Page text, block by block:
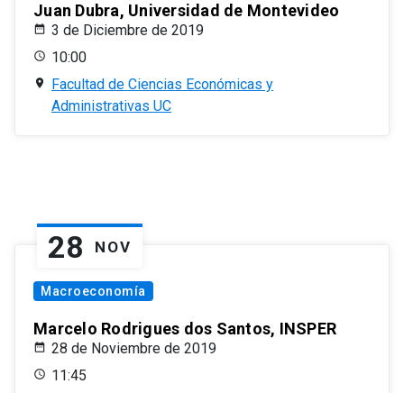
Juan Dubra, Universidad de Montevideo
3 de Diciembre de 2019
10:00
Facultad de Ciencias Económicas y
Administrativas UC
28 NOV
Macroeconomía
Marcelo Rodrigues dos Santos, INSPER
28 de Noviembre de 2019
11:45